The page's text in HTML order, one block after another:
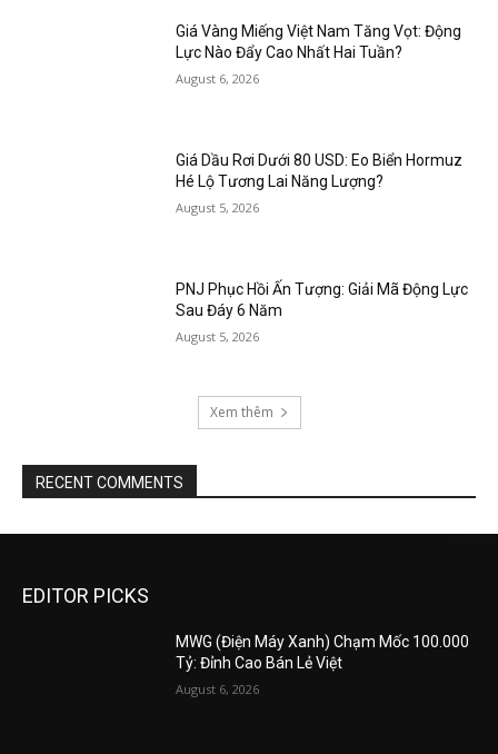
Giá Vàng Miếng Việt Nam Tăng Vọt: Động
Lực Nào Đẩy Cao Nhất Hai Tuần?
August 6, 2026
Giá Dầu Rơi Dưới 80 USD: Eo Biển Hormuz
Hé Lộ Tương Lai Năng Lượng?
August 5, 2026
PNJ Phục Hồi Ấn Tượng: Giải Mã Động Lực
Sau Đáy 6 Năm
August 5, 2026
Xem thêm
RECENT COMMENTS
EDITOR PICKS
MWG (Điện Máy Xanh) Chạm Mốc 100.000
Tỷ: Đỉnh Cao Bán Lẻ Việt
August 6, 2026